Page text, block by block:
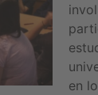
en